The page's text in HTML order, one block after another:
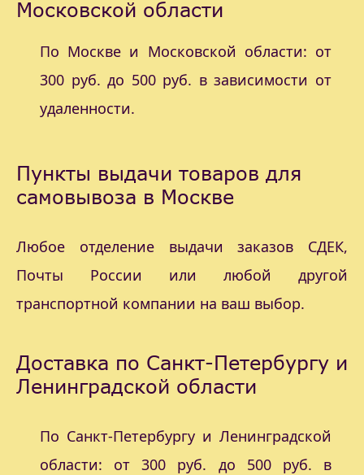
Московской области
По Москве и Московской области: от
300 руб. до 500 руб. в зависимости от
удаленности.
Пункты выдачи товаров для
самовывоза в Москве
Любое отделение выдачи заказов СДЕК,
Почты России или любой другой
транспортной компании на ваш выбор.
Доставка по Санкт-Петербургу и
Ленинградской области
По Санкт-Петербургу и Ленинградской
области: от 300 руб. до 500 руб. в